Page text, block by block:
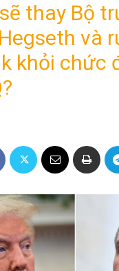
thay Bộ
và
khỏi chức